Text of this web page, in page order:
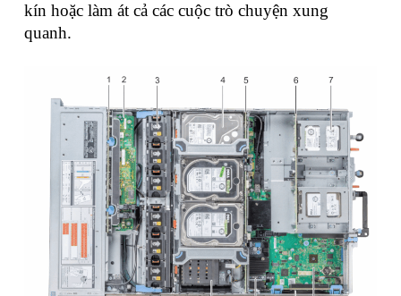
kín hoặc làm át cả các cuộc trò chuyện xung
quanh.